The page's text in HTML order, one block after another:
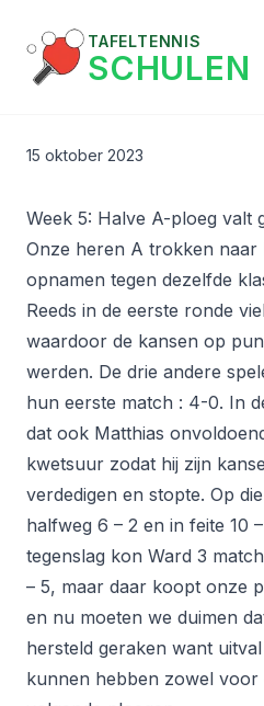
TAFELTENNIS
SCHULEN
15 oktober 2023
Week 5: Halve A-ploeg valt
Onze heren A trokken
opnamen tegen dezelfde
Reeds in de eerste ronde
waardoor de kansen op
werden. De drie andere
hun eerste match : 4-0. In
dat ook Matthias
kwetsuur zodat hij zijn
verdedigen en stopte. Op
halfweg 6 – 2 en in feite 10
tegenslag kon Ward 3
– 5, maar daar koopt onze
en nu moeten we duimen
hersteld geraken want
kunnen hebben zowel voor